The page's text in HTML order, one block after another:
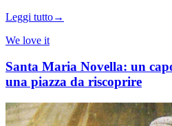
Leggi tutto→
We love it
Santa Maria Novella: un
una piazza da riscoprire